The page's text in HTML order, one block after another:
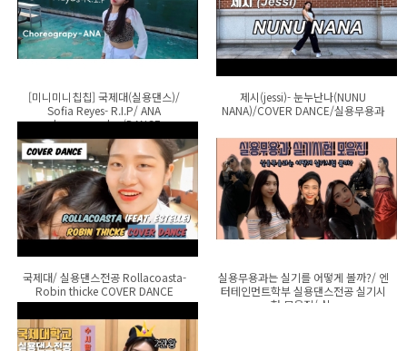
[미니미니칩칩] 국제대(실용댄스)/
Sofia Reyes- R.I.P/ ANA
choreography /DANCE
제시(jessi)- 눈누난나(NUNU
NANA)/COVER DANCE/실용무용과
국제대/ 실용댄스전공 Rollacoasta-
Robin thicke COVER DANCE
실용무용과는 실기를 어떻게 볼까?/ 엔
터테인먼트학부 실용댄스전공 실기시
험 모음집/ 실..